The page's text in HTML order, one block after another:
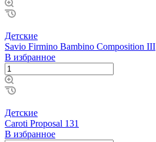
Детские
Savio Firmino Bambino Composition III
В избранное
Детские
Caroti Proposal 131
В избранное